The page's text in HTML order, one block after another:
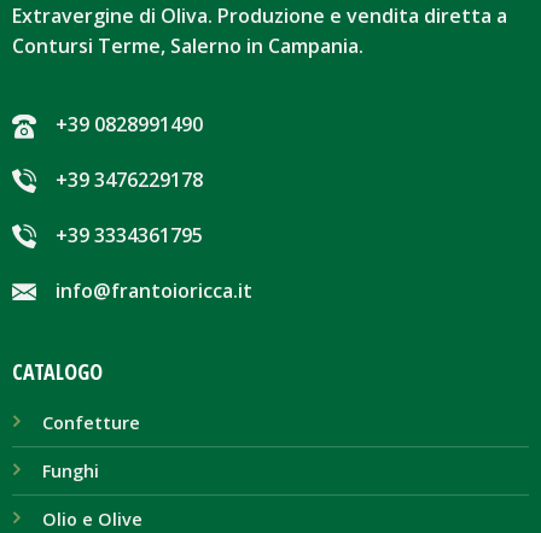
Extravergine di Oliva. Produzione e vendita diretta a
Contursi Terme, Salerno in Campania.
+39 0828991490
+39 3476229178
+39 3334361795
info@frantoioricca.it
CATALOGO
Confetture
Funghi
Olio e Olive